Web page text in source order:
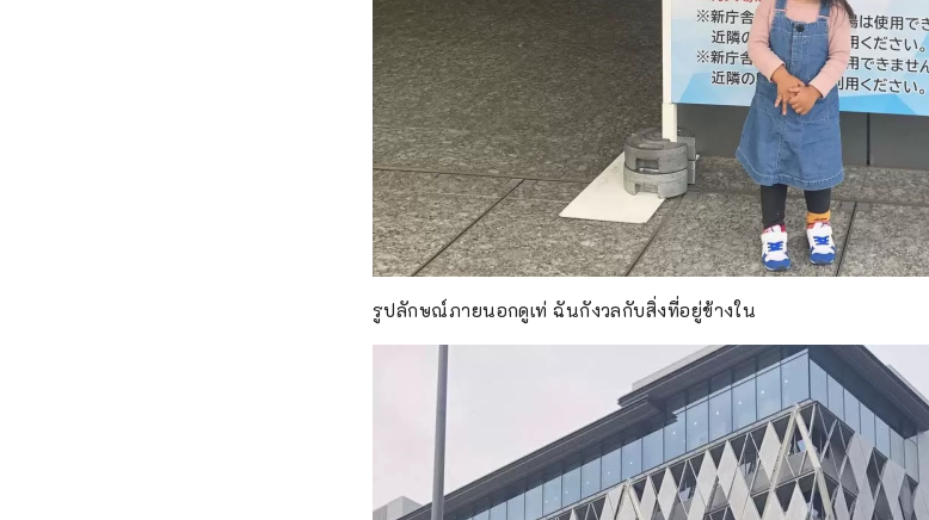
รูปลักษณ์ภายนอกดูเท่ ฉันกังวลกับสิ่งที่อยู่ข้างใน